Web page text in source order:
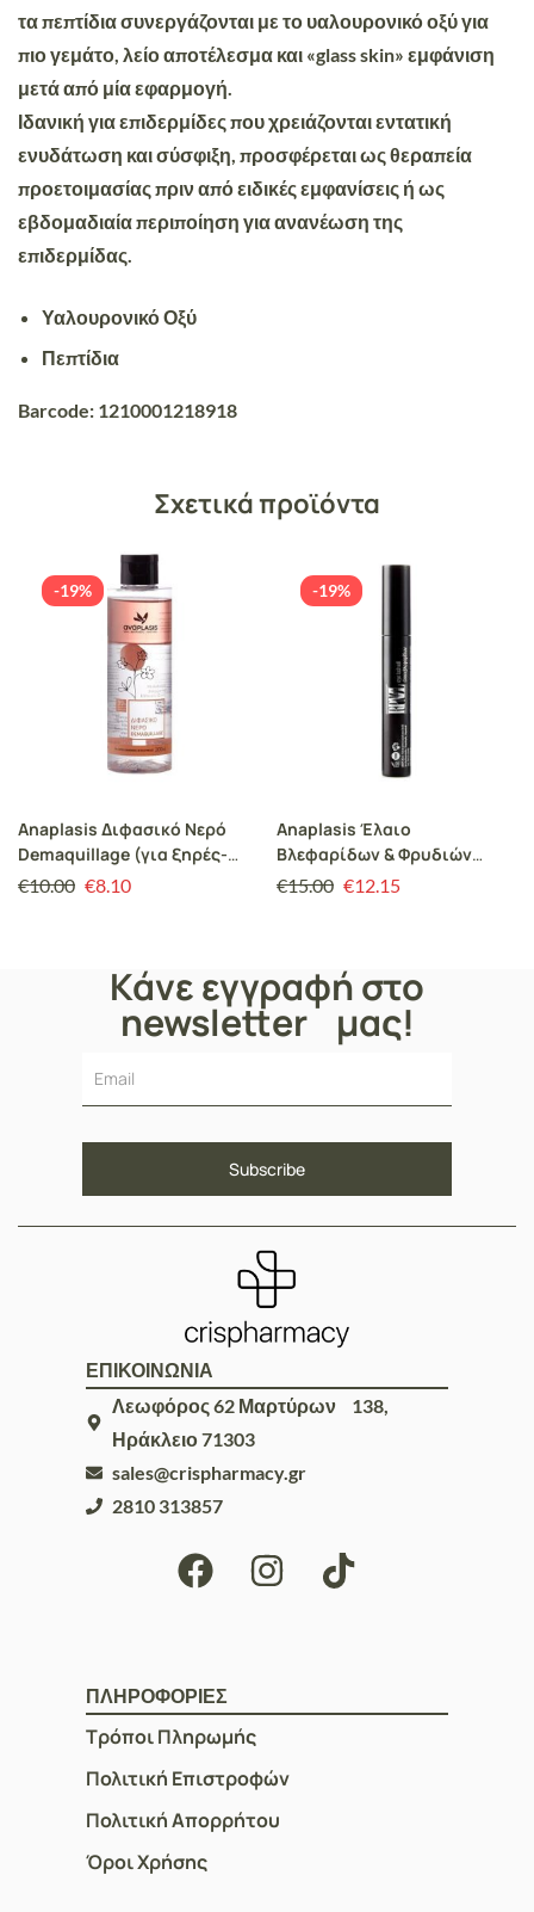
ταπεπτίδιασυνεργάζονται με το υαλουρονικό οξύ για
πιο γεμάτο, λείο αποτέλεσμα και «glass skin» εμφάνιση
μετά από μία εφαρμογή.
Ιδανική για επιδερμίδες που χρειάζονται εντατική
ενυδάτωση και σύσφιξη, προσφέρεται ως θεραπεία
προετοιμασίας πριν από ειδικές εμφανίσεις ή ως
εβδομαδιαία περιποίηση για ανανέωση της
επιδερμίδας.
Υαλουρονικό Οξύ
Πεπτίδια
Barcode: 1210001218918
Σχετικά προϊόντα
-19%
Anaplasis Διφασικό Νερό
Demaquillage (για ξηρές-
κανονικές επιδερμίδες)
€10.00 €8.10
-19%
Anaplasis Έλαιο
Βλεφαρίδων & Φρυδιών
RPNZL, Αναζωογόνηση,
€15.00 €12.15
Κάνε εγγραφή στο
newsletter μας!
ΕΠΙΚΟΙΝΩΝΙΑ
Λεωφόρος 62 Μαρτύρων 138,
Ηράκλειο 71303
sales@crispharmacy.gr
2810 313857
ΠΛΗΡΟΦΟΡΙΕΣ
Τρόποι Πληρωμής
Πολιτική Επιστροφών
Πολιτική Απορρήτου
Όροι Χρήσης